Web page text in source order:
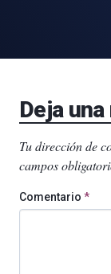
Deja
Tu dirección de
campos
Comentario *